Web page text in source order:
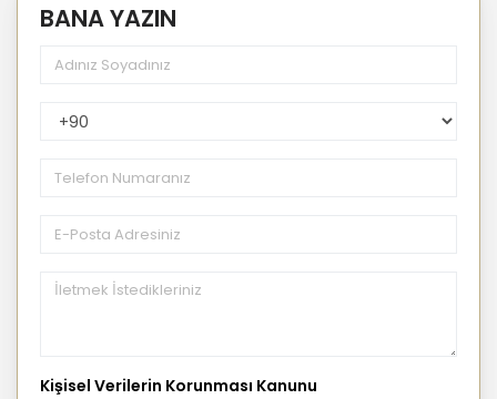
BANA YAZIN
PhoneNumberCountryPhoneCode
Kişisel Verilerin Korunması Kanunu